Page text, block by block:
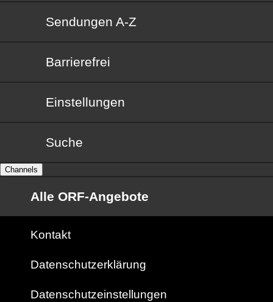
Sendungen von A bis Z
Sendungen A-Z
Barrierefrei
Barrierefrei
Einstellungen
Suche
Channels
Alle ORF-Angebote
Kontakt
Datenschutzerklärung
Datenschutzeinstellungen